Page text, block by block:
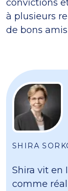
convictions
à plusieurs
de bons amis
SHIRA
Shira vit en
comme